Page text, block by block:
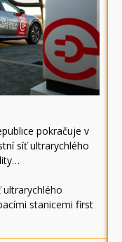
pokračuje v
síť ultrarychlého
ultrarychlého
stanicemi first